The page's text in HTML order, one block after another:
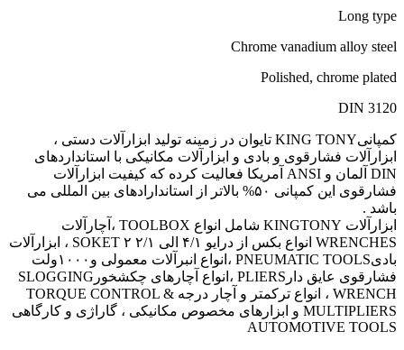
Long type
Chrome vanadium alloy steel
Polished, chrome plated
DIN 3120
کمپانیKING TONY تایوان در زمینه تولید ابزارآلات دستی ،
ابزارآلات فشارقوی و بادی و ابزارآلات مکانیکی با استانداردهای
DIN آلمان و ANSI آمریکا فعالیت کرده که کیفیت ابزارآلات
فشارقوی این کمپانی ۵۰% بالاتر از استاندارادهای بین المللی می
باشد .
ابزارآلات KINGTONY شامل انواع TOOLBOX ،آچارآلات
WRENCHES انواع بکس از درایو ۴/۱ الی ۲/۱ ۲ SOKET ، ابزارآلات
بادیPNEUMATIC TOOLS ،انواع انبرآلات معمولی و۱۰۰۰ولت
فشارقوی عایق دارPLIERS ،انواع آچارهای چکشخورSLOGGING
WRENCH ، انواع ترکمتر و آچار درجه TORQUE CONTROL &
MULTIPLIERS و ابزارهای مخصوص مکانیکی ، گاراژی و کارگاهی
AUTOMOTIVE TOOLS